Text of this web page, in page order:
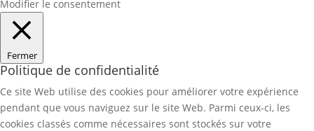
Modifier le consentement
Fermer
Politique de confidentialité
Ce site Web utilise des cookies pour améliorer votre expérience
pendant que vous naviguez sur le site Web. Parmi ceux-ci, les
cookies classés comme nécessaires sont stockés sur votre